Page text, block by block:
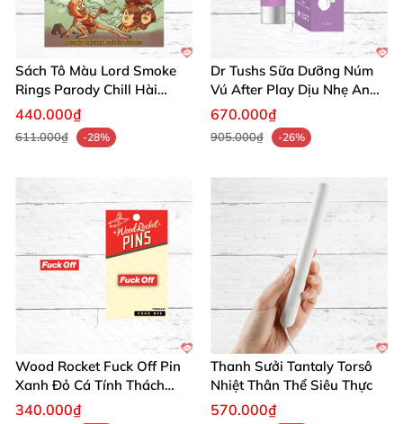
🔥 Mua Ngay Nắp Chai Chống Rò Rock Solid EZ Top
Để Cuộc Sống Dễ Dàng Hơn!
Đừng chần chừ, sở hữu ngay nắp phân phối một tay
chất lượng cao từ chúng tôi. Biến việc dọn dẹp thành
niềm vui với sự tiện lợi vượt trội!Đặt hàng hôm nay
để trải nghiệm ngay!
Sách Tô Màu Lord Smoke
Rings Parody Chill Hài
Hước
440.000₫
611.000₫ -28%
Dr Tushs Sữa Dưỡng Núm
Vú After Play Dịu Nhẹ An
Toàn
670.000₫
905.000₫ -26%
Wood Rocket Fuck Off Pin
Xanh Đỏ Cá Tính Thách
Thức
340.000₫
Thanh Sưởi Tantaly Torsô
Nhiệt Thân Thể Siêu Thực
570.000₫